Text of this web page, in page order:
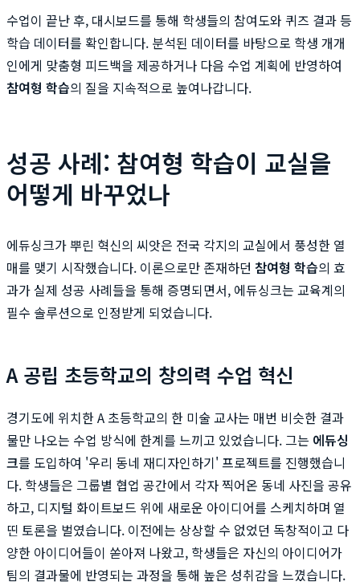
수업이 끝난 후, 대시보드를 통해 학생들의 참여도와 퀴즈 결과 등
학습 데이터를 확인합니다. 분석된 데이터를 바탕으로 학생 개개
인에게 맞춤형 피드백을 제공하거나 다음 수업 계획에 반영하여
참여형 학습의 질을 지속적으로 높여나갑니다.
성공 사례: 참여형 학습이 교실을
어떻게 바꾸었나
에듀싱크가 뿌린 혁신의 씨앗은 전국 각지의 교실에서 풍성한 열
매를 맺기 시작했습니다. 이론으로만 존재하던 참여형 학습의 효
과가 실제 성공 사례들을 통해 증명되면서, 에듀싱크는 교육계의
필수 솔루션으로 인정받게 되었습니다.
A 공립 초등학교의 창의력 수업 혁신
경기도에 위치한 A 초등학교의 한 미술 교사는 매번 비슷한 결과
물만 나오는 수업 방식에 한계를 느끼고 있었습니다. 그는 에듀싱
크를 도입하여 '우리 동네 재디자인하기' 프로젝트를 진행했습니
다. 학생들은 그룹별 협업 공간에서 각자 찍어온 동네 사진을 공유
하고, 디지털 화이트보드 위에 새로운 아이디어를 스케치하며 열
띤 토론을 벌였습니다. 이전에는 상상할 수 없었던 독창적이고 다
양한 아이디어들이 쏟아져 나왔고, 학생들은 자신의 아이디어가
팀의 결과물에 반영되는 과정을 통해 높은 성취감을 느꼈습니다.